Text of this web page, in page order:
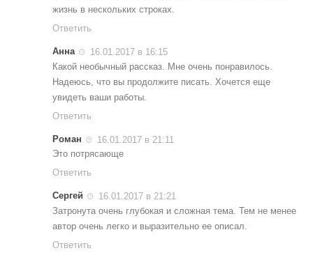
Конкурс «Колибри — детям!» 2014
Конкурс «Колибри» 2013
Интервью
жизнь в нескольких строках.
Ответить
Анна
16.01.2017 в 16:15
Какой необычный рассказ. Мне очень понравилось.
Надеюсь, что вы продолжите писать. Хочется еще
увидеть ваши работы.
Ответить
Роман
16.01.2017 в 21:11
Это потрясающе
Ответить
Сергей
16.01.2017 в 21:21
Затронута очень глубокая и сложная тема. Тем не менее
автор очень легко и выразительно ее описал.
Ответить